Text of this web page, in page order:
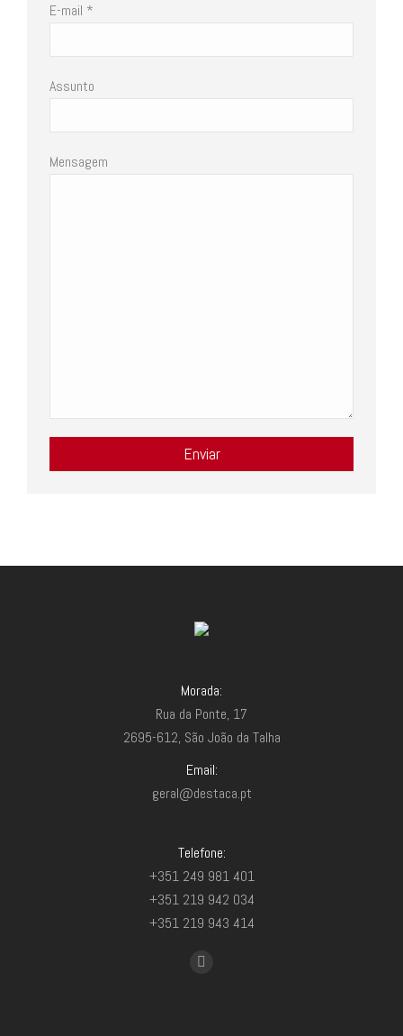
E-mail *
Assunto
Mensagem
Morada:
Rua da Ponte, 17
2695-612, São João da Talha
Email:
geral@destaca.pt
Telefone:
+351 249 981 401
+351 219 942 034
+351 219 943 414
Facebook